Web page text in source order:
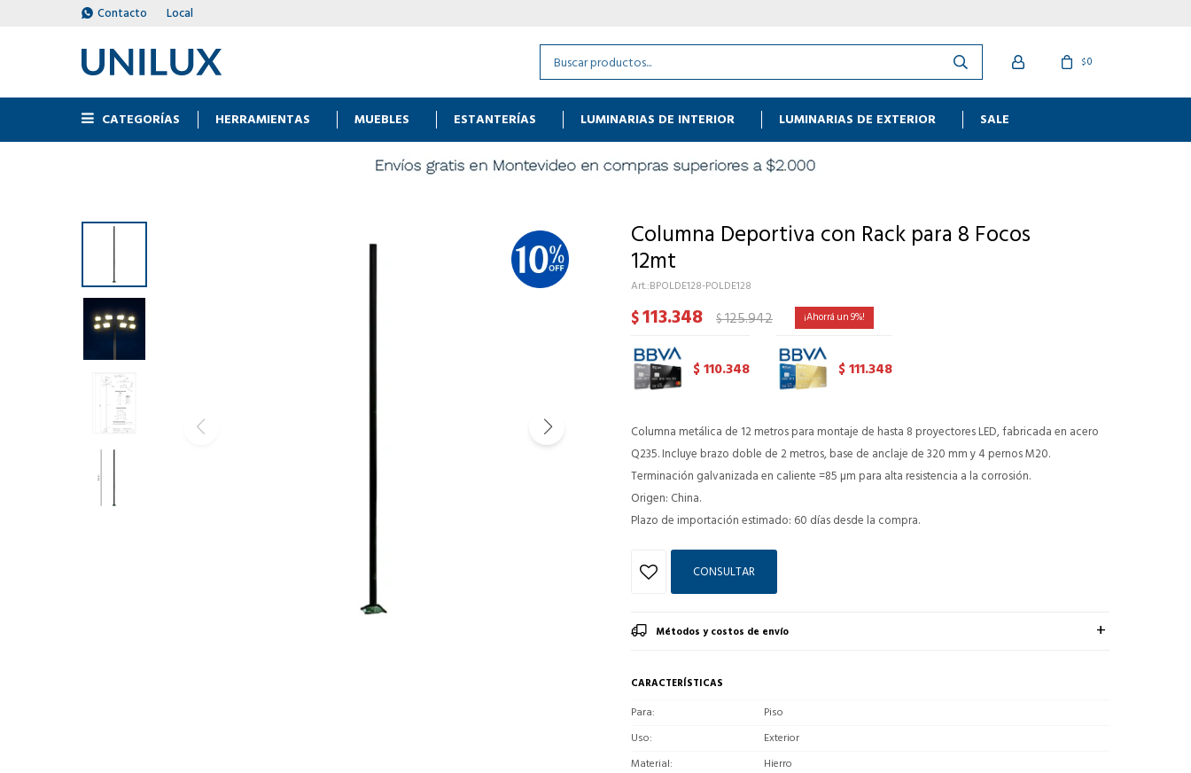
CATEGORÍAS HERRAMIENTAS MUEBLES ESTANTERÍAS LUMINARIAS DE INTERIOR LUMINARIAS DE EXTERIOR SALE
$0
Contacto Local
Columna Deportiva con Rack para 8 Focos
12mt
BPOLDE128-POLDE128
$113.348 $125.942 9
$110.348 $111.348
Columna metálica de 12 metros para montaje de hasta 8 proyectores LED, fabricada en acero
Q235. Incluye brazo doble de 2 metros, base de anclaje de 320 mm y 4 pernos M20.
Terminación galvanizada en caliente =85 µm para alta resistencia a la corrosión.
Origen: China.
Plazo de importación estimado: 60 días desde la compra.
CONSULTAR
Métodos y costos de envío
CARACTERÍSTICAS
Para
Piso
Uso
Exterior
Material
Hierro